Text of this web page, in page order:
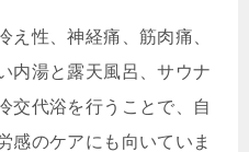
え性、神経痛、筋肉痛、
内湯と露天風呂、サウナ
交代浴を行うことで、自
感のケアにも向いていま